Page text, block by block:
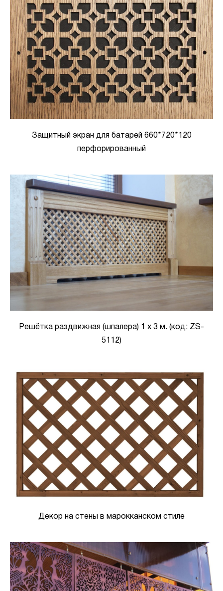
Защитный экран для батарей 660*720*120
перфорированный
Решётка раздвижная (шпалера) 1 х 3 м. (код: ZS-
5112)
Декор на стены в марокканском стиле